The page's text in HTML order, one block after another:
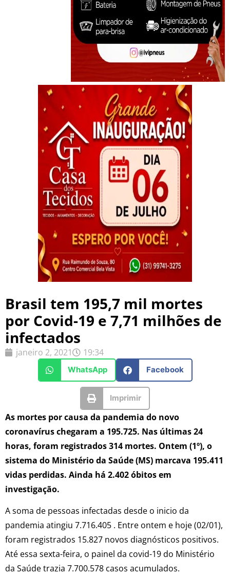
Brasil tem 195,7 mil mortes
por Covid-19 e 7,71 milhões de
infectados
janeiro 2, 2021 19:34
WhatsApp Facebook
Imprimir
As mortes por causa da pandemia do novo
coronavírus chegaram a 195.725. Nas últimas 24
horas, foram registrados 314 mortes. Ontem (1º), o
sistema do Ministério da Saúde (MS) marcava 195.411
vidas perdidas. Ainda há 2.402 óbitos em
investigação.
A soma de pessoas infectadas desde o inicio da
pandemia atingiu 7.716.405 . Entre ontem e hoje (02/01),
foram registrados 15.827 novos diagnósticos positivos.
Até essa sexta-feira, o painel da covid-19 do Ministério
da Saúde trazia 7.700.578 casos acumulados.